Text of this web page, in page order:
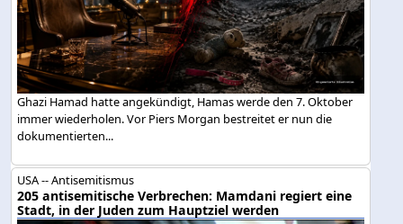
Ghazi Hamad hatte angekündigt, Hamas werde den 7. Oktober
immer wiederholen. Vor Piers Morgan bestreitet er nun die
dokumentierten...
USA -- Antisemitismus
205 antisemitische Verbrechen: Mamdani regiert eine
Stadt, in der Juden zum Hauptziel werden